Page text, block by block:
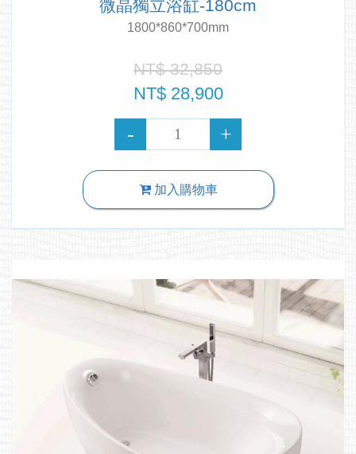
微晶獨立浴缸-180cm
1800*860*700mm
NT$ 32,850
NT$ 28,900
加入購物車